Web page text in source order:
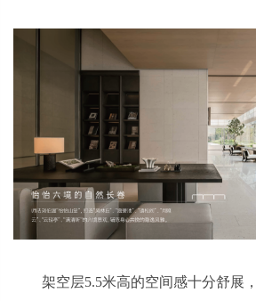
架空层5.5米高的空间感十分舒展